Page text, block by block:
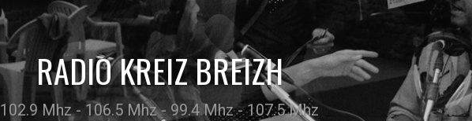
RADIO KREIZ BREIZH
102.9 Mhz - 106.5 Mhz - 99.4 Mhz - 107.5 Mhz